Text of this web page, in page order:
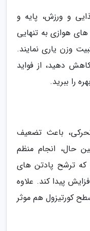
و ورزش، پایه و
هوازی به تنهایی
وزن یاری نمایند.
دهید، از فواید
را ببرید.
باعث تضعیف
حال، انجام منظم
ترشح پادتن های
پیدا کند. علاوه
کورتیزول هم موثر